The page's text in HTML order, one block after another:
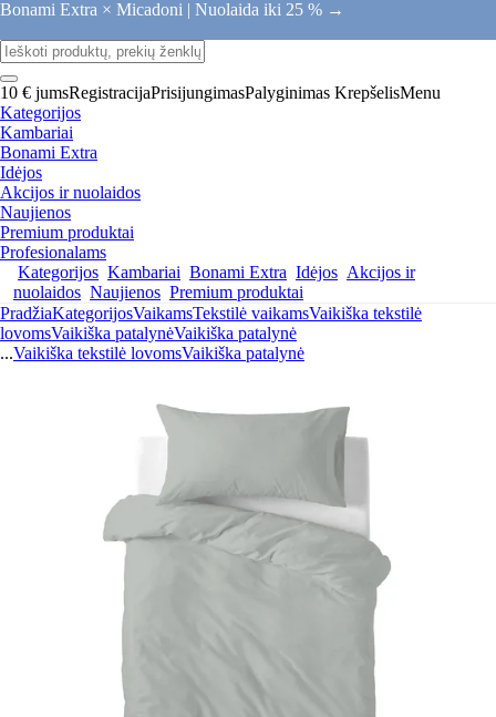
Bonami Extra × Micadoni | Nuolaida iki 25 % →
10 € jumsRegistracijaPrisijungimasPalyginimas KrepšelisMenu
Kategorijos
Kambariai
Bonami Extra
Idėjos
Akcijos ir nuolaidos
Naujienos
Premium produktai
Profesionalams
Kategorijos Kambariai Bonami Extra Idėjos Akcijos ir
nuolaidos Naujienos Premium produktai
PradžiaKategorijosVaikamsTekstilė vaikamsVaikiška tekstilė
lovomsVaikiška patalynėVaikiška patalynė
...Vaikiška tekstilė lovomsVaikiška patalynė